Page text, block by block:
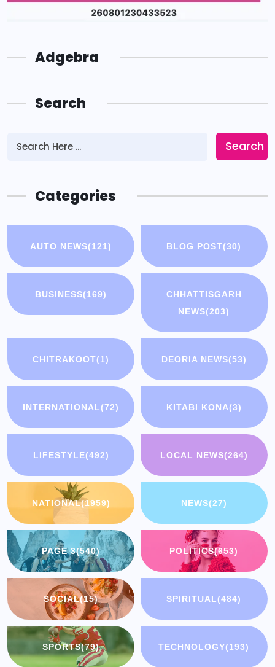
Adgebra
Search
Search
Categories
AUTO NEWS(121) BLOG POST(30)
BUSINESS(169)
CHHATTISGARH
NEWS(203)
CHITRAKOOT(1) DEORIA NEWS(53)
INTERNATIONAL(72) KITABI KONA(3)
LIFESTYLE(492) LOCAL NEWS(264)
NATIONAL(1959) NEWS(27)
PAGE 3(540) POLITICS(653)
SOCIAL(15) SPIRITUAL(484)
SPORTS(79) TECHNOLOGY(193)